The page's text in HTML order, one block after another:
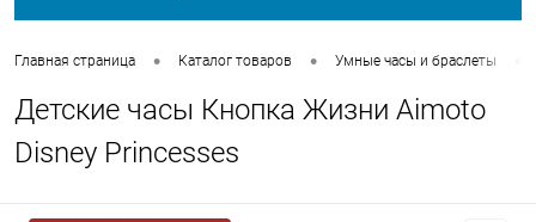
Главная страница • Каталог товаров • Умные часы и браслеты
Детские часы Кнопка Жизни Aimoto
Disney Princesses
Сегодня